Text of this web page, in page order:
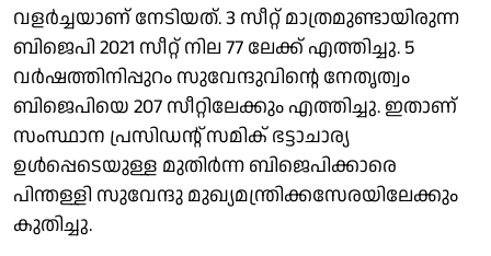
വളര്‍ച്ചയാണ് നേടിയത്. 3 സീറ്റ് മാത്രമുണ്ടായിരുന്ന
ബിജെപി 2021 സീറ്റ് നില 77 ലേക്ക് എത്തിച്ചു. 5
വര്‍ഷത്തിനിപ്പുറം സുവേന്ദുവിന്റെ നേതൃത്വം
ബിജെപിയെ 207 സീറ്റിലേക്കും എത്തിച്ചു. ഇതാണ്
സംസ്ഥാന പ്രസിഡന്റ് സമിക് ഭട്ടാചാര്യ
ഉള്‍പ്പെടെയുള്ള മുതിര്‍ന്ന ബിജെപിക്കാരെ
പിന്തള്ളി സുവേന്ദു മുഖ്യമന്ത്രിക്കസേരയിലേക്കും
കുതിച്ചു.